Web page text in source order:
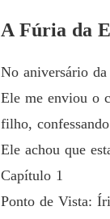
A Fúria da
No aniversário
Ele me enviou o
filho,
Ele achou que
Capítulo 1
Ponto de Vista: